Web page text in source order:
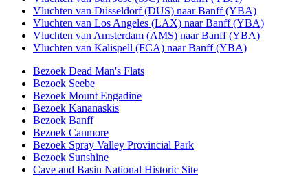
Vluchten van Düsseldorf (DUS) naar Banff (YBA)
Vluchten van Los Angeles (LAX) naar Banff (YBA)
Vluchten van Amsterdam (AMS) naar Banff (YBA)
Vluchten van Kalispell (FCA) naar Banff (YBA)
Bezoek Dead Man's Flats
Bezoek Seebe
Bezoek Mount Engadine
Bezoek Kananaskis
Bezoek Banff
Bezoek Canmore
Bezoek Spray Valley Provincial Park
Bezoek Sunshine
Cave and Basin National Historic Site